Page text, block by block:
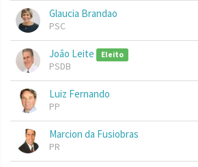
Glaucia Brandao
PSC
João Leite Eleito
PSDB
Luiz Fernando
PP
Marcion da Fusiobras
PR